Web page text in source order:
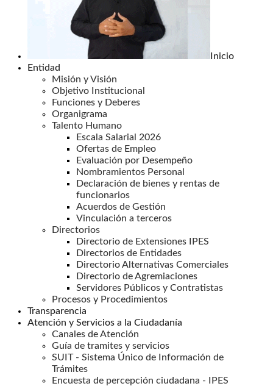
Inicio
Entidad
Misión y Visión
Objetivo Institucional
Funciones y Deberes
Organigrama
Talento Humano
Escala Salarial 2026
Ofertas de Empleo
Evaluación por Desempeño
Nombramientos Personal
Declaración de bienes y rentas de
funcionarios
Acuerdos de Gestión
Vinculación a terceros
Directorios
Directorio de Extensiones IPES
Directorios de Entidades
Directorio Alternativas Comerciales
Directorio de Agremiaciones
Servidores Públicos y Contratistas
Procesos y Procedimientos
Transparencia
Atención y Servicios a la Ciudadanía
Canales de Atención
Guía de tramites y servicios
SUIT - Sistema Único de Información de
Trámites
Encuesta de percepción ciudadana - IPES